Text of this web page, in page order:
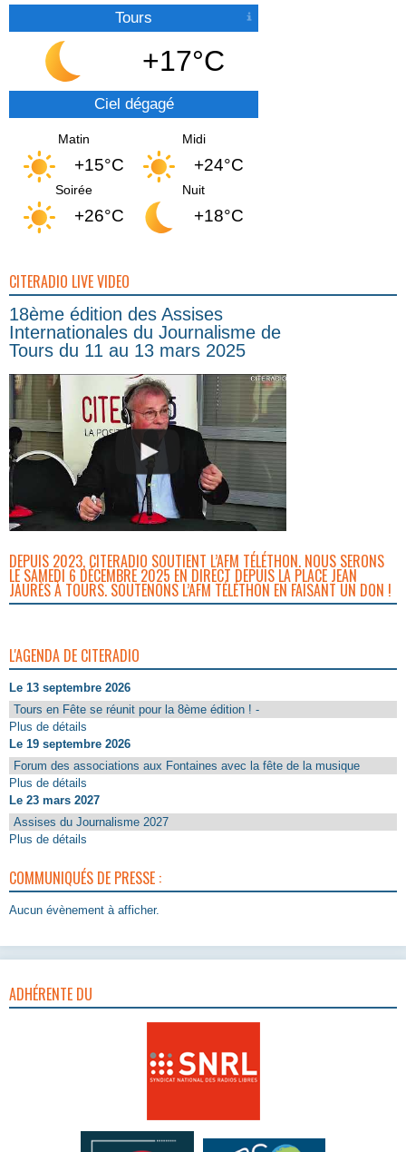
Tours
+17°C
Ciel dégagé
Matin
+15°C
Midi
+24°C
Soirée
+26°C
Nuit
+18°C
CITERADIO LIVE VIDEO
18ème édition des Assises
Internationales du Journalisme de
Tours du 11 au 13 mars 2025
DEPUIS 2023, CITERADIO SOUTIENT L’AFM TÉLÉTHON. NOUS SERONS
LE SAMEDI 6 DÉCEMBRE 2025 EN DIRECT DEPUIS LA PLACE JEAN
JAURÈS À TOURS. SOUTENONS L’AFM TÉLÉTHON EN FAISANT UN DON !
L'AGENDA DE CITERADIO
Le 13 septembre 2026
Tours en Fête se réunit pour la 8ème édition ! -
Plus de détails
Le 19 septembre 2026
Forum des associations aux Fontaines avec la fête de la musique
Plus de détails
Le 23 mars 2027
Assises du Journalisme 2027
Plus de détails
COMMUNIQUÉS DE PRESSE :
Aucun évènement à afficher.
ADHÉRENTE DU